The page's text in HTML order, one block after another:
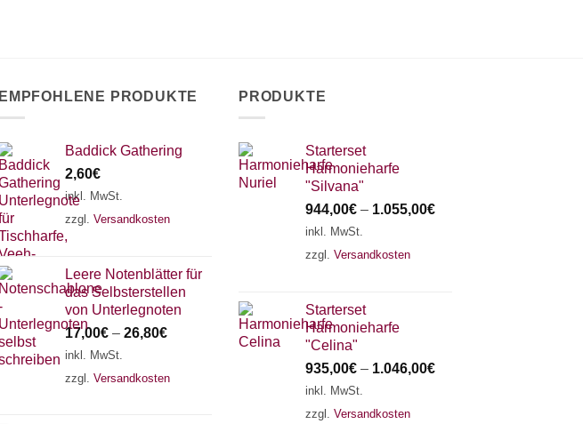
EMPFOHLENE PRODUKTE
Baddick Gathering
2,60€
inkl. MwSt.
zzgl. Versandkosten
Leere Notenblätter für
das Selbsterstellen
von Unterlegnoten
17,00€ – 26,80€
inkl. MwSt.
zzgl. Versandkosten
PRODUKTE
Starterset
Harmonieharfe
"Silvana"
944,00€ – 1.055,00€
inkl. MwSt.
zzgl. Versandkosten
Starterset
Harmonieharfe
"Celina"
935,00€ – 1.046,00€
inkl. MwSt.
zzgl. Versandkosten